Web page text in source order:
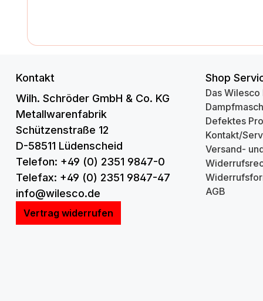
Kontakt
Wilh. Schröder GmbH & Co. KG
Metallwarenfabrik
Schützenstraße 12
D-58511 Lüdenscheid
Telefon: +49 (0) 2351 9847-0
Telefax: +49 (0) 2351 9847-47
info@wilesco.de
Vertrag widerrufen
Shop
Das
Defektes
Kontakt/
Versand-
AGB